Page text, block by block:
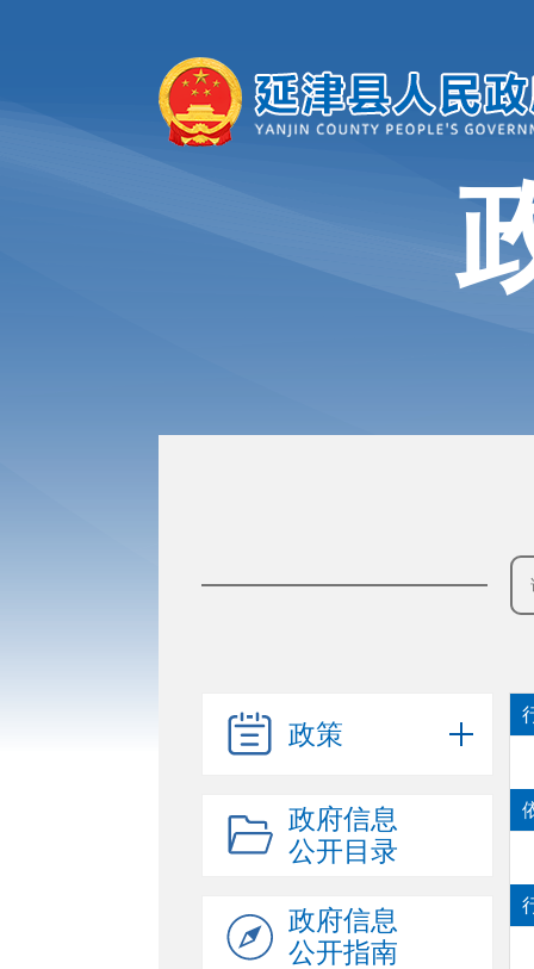
政策
政府信息
公开目录
政府信息
公开指南